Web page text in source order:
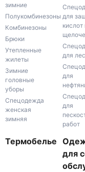
зимние
Полукомбинезоны
Комбинезоны
Брюки
Утепленные
жилеты
Зимние
головные
уборы
Спецодежда
женская
зимняя
для
кислот
для
для
для
работ
Термобелье
для